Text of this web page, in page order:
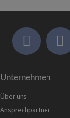
Unternehmen
Über uns
Ansprechpartner